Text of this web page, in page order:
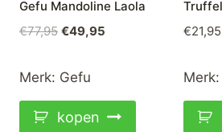
Gefu Mandoline Laola
€77,95 Oorspronkelijke
was:
€77,95.
€49,95
Merk: Gefu
kopen
€21,95
Merk: